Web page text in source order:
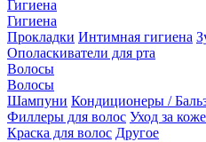
Гигиена
Гигиена
Прокладки Интимная гигиена
Ополаскиватели для рта
Волосы
Волосы
Шампуни Кондиционеры /
Филлеры для волос Уход за
Краска для волос Другое